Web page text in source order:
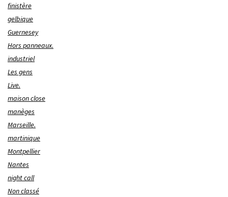
finistère
gelbique
Guernesey
Hors panneaux.
industriel
Les gens
Live.
maison close
manèges
Marseille.
martinique
Montpellier
Nantes
night call
Non classé